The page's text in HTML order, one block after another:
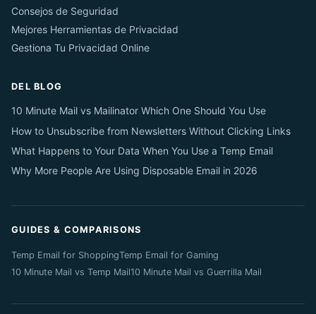
Consejos de Seguridad
Mejores Herramientas de Privacidad
Gestiona Tu Privacidad Online
DEL BLOG
10 Minute Mail vs Mailinator Which One Should You Use
How to Unsubscribe from Newsletters Without Clicking Links
What Happens to Your Data When You Use a Temp Email
Why More People Are Using Disposable Email in 2026
GUIDES & COMPARISONS
Temp Email for ShoppingTemp Email for Gaming
10 Minute Mail vs Temp Mail10 Minute Mail vs Guerrilla Mail